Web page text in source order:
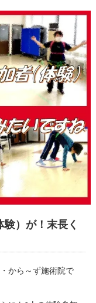
）が！末長く
から～ず施術院で